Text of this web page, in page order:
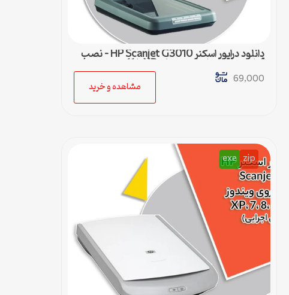
دانلود درایور اسکنر HP Scanjet G3010 – نصب
آسان و سریع برای ویندوزهای XP تا 11
69,000
مشاهده و خرید
zip
exe